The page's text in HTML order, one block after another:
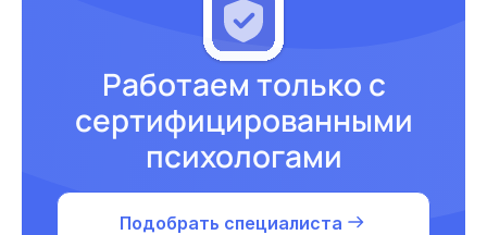
Работаем только с
сертифицированными
психологами
Подобрать специалиста